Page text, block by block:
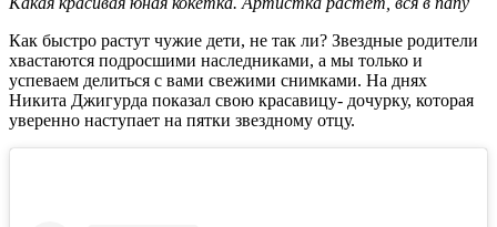
Как быстро растут чужие дети, не так ли? Звездные родители
хвастаются подросшими наследниками, а мы только и
успеваем делиться с вами свежими снимками. На днях
Никита Джигурда показал свою красавицу- дочурку, которая
уверенно наступает на пятки звездному отцу.